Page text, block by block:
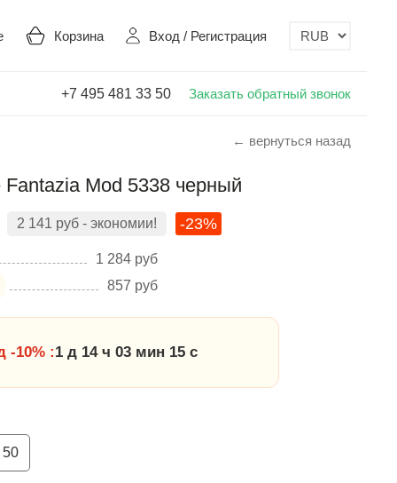
Корзина Вход / Регистрация
+7 495 481 33 50 Заказать обратный звонок
← вернуться назад
Fantazia Mod 5338 черный
2 141 руб - экономии! -23%
1 284 руб
857 руб
-10% :1 д 14 ч 03 мин 14 с
50